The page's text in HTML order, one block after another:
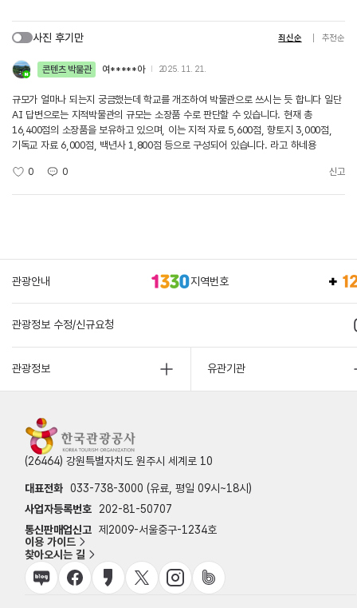
사진 후기만 최신순 추천순
콘텐츠 박물관 여*****아 2025. 11. 21.
규모가 얼마나 되는지 궁금했는데 학교를 개조하여 박물관으로 쓰시는 듯 합니다 일단
AI 답변으로는 지적박물관의 규모는 소장품 수로 판단할 수 있습니다. 현재 총
16,400점의 소장품을 보유하고 있으며, 이는 지적 자료 5,600점, 향토지 3,000점,
기독교 자료 6,000점, 백년사 1,800점 등으로 구성되어 있습니다. 라고 하네용
0 0 신고
관광안내 지역번호
관광정보 수정/신규요청
관광정보 유관기관
(26464) 강원특별자치도 원주시 세계로 10
대표전화 033-738-3000 (유료, 평일 09시~18시)
사업자등록번호
202-81-50707
통신판매업신고 제2009-서울중구-1234호
이용 가이드
찾아오시는 길